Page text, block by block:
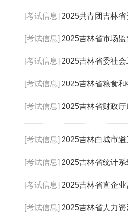
[考试信息] 2025共青团吉林
[考试信息] 2025吉林省市场
[考试信息] 2025吉林省委社
[考试信息] 2025吉林省粮食
[考试信息] 2025吉林省财政厅
[考试信息] 2025吉林白城市
[考试信息] 2025吉林省统计
[考试信息] 2025吉林省直企业
[考试信息] 2025吉林省人力